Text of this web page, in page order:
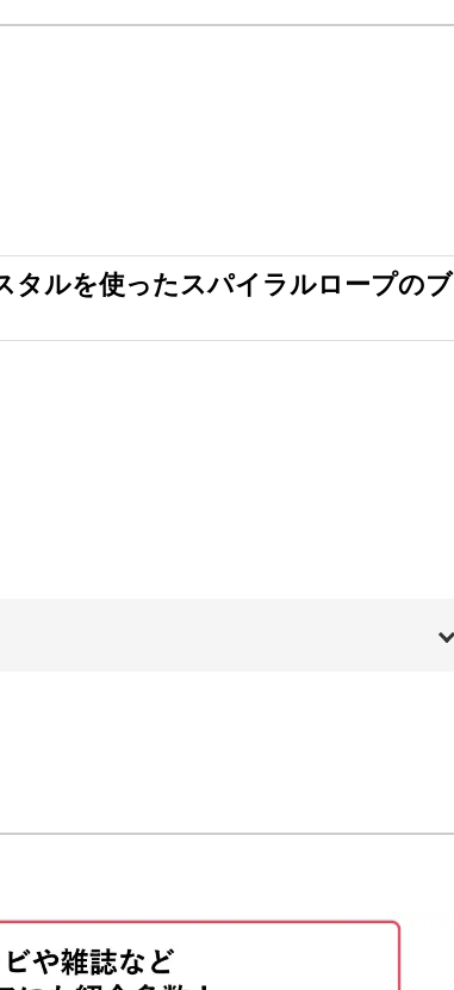
で、じっくりと解説していきますね。
いろな作品をつくってみましょう。
タルを使ったスパイラルロープのブ